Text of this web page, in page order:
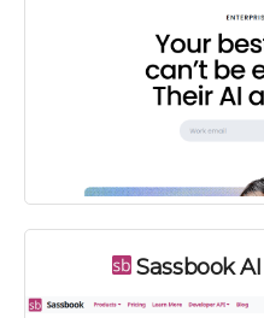
Sassbook